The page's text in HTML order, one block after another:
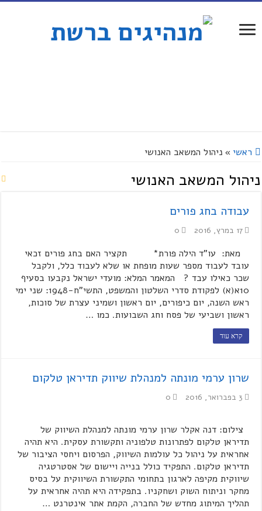
ראשי » ניהול המשאב האנושי
ניהול המשאב האנושי
עבודה בחג פורים
17 במרץ, 2016 0
מאת: עו"ד הילה פורת* תקציר האם בחג פורים זכאי
עובד לעבוד מספר שעות מופחת או שלא לעבוד כלל, ולקבל
שכר כאילו עבד ? המאמר המלא: מועדי ישראל נקבעו בסעיף
10א(א) לפקודת סדרי השלטון והמשפט, התשי"ח-1948: שני ימי
ראש השנה, יום כיפורים, יום ראשון ושמיני עצרת של סוכות,
ראשון ושביעי של פסח וחג השבועות. כמו …
קרא עוד
שרון ערמי מונתה למנהלת שיווק תדיראן טלקום
3 בפברואר, 2016 0
צילום: דנה אקלר שרון ערמי מונתה למנהלת השיווק של
תדיראן טלקום לפתרונות טלפוניה ותקשורת עסקית. היא תהיה
אחראית על ניהול כל עולמות השיווק, הפרסום ויחסי הציבור של
תדיראן טלקום. התפקיד כולל בנייה ויישום של אסטרטגיה
שיווקית מקיפה לארגון בתחומי התקשורת השיווקית על בסיס
מחקר וניתוח השוק ושחקניו. בתפקידה היא תהיה אחראית על
תהליך המיתוג מחדש של החברה, הקמת אתר אינטרנט …